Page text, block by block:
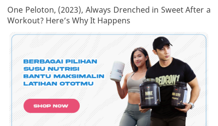
One Peloton, (2023), Always Drenched in Sweet After a
Workout? Here’s Why It Happens